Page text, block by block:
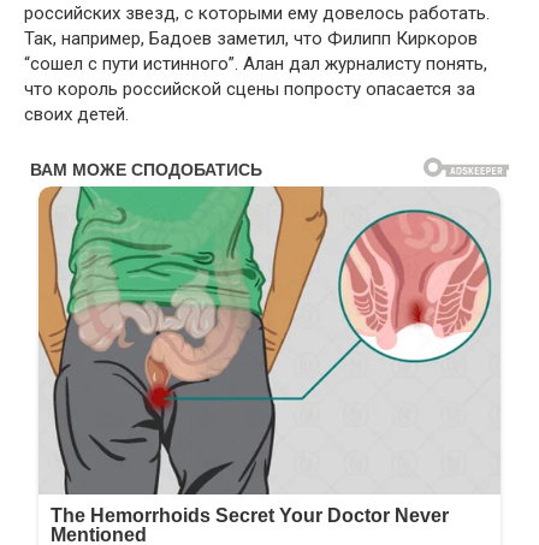
российских звезд, с которыми ему довелось работать.
Так, например, Бадоев заметил, что Филипп Киркоров
“сошел с пути истинного”. Алан дал журналисту понять,
что король российской сцены попросту опасается за
своих детей.